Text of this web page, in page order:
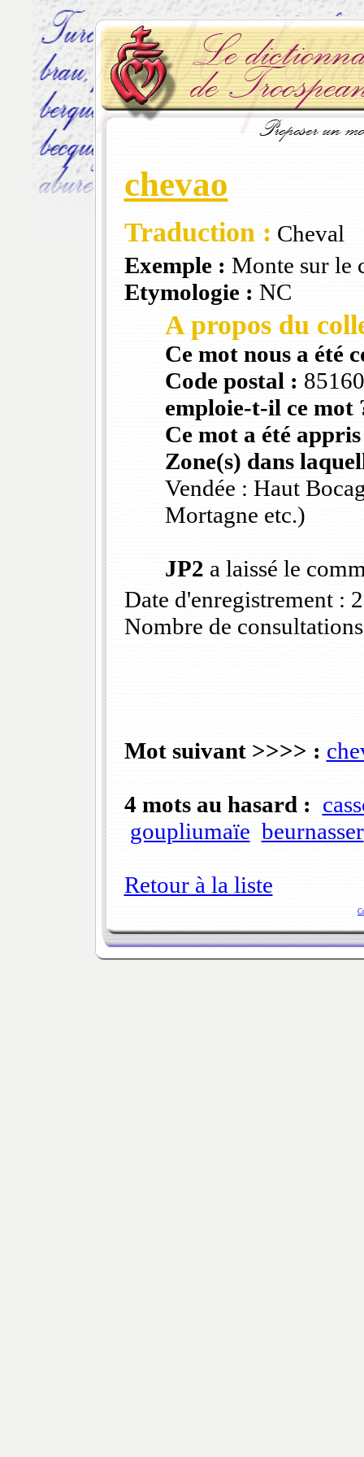
chevao
Traduction : Cheval
Exemple : Monte sur le
Etymologie : NC
A propos du
Ce mot nous a été
Code postal :
emploie-t-il ce mot
Ce mot a été
Zone(s) dans
Vendée : Haut
Mortagne etc.)
JP2 a laissé le
Date d'enregistrement :
Nombre de
Mot suivant >>>> :
4 mots au hasard :
goupliumaïe beurnasser
Retour à la liste